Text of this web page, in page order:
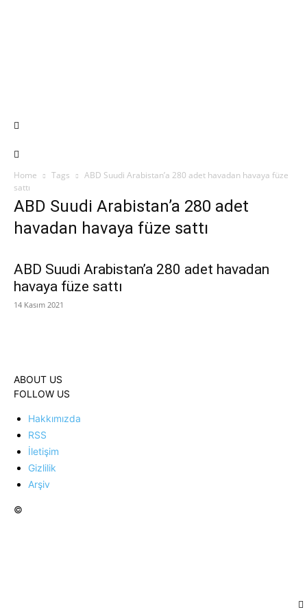
Home Tags
ABD Suudi Arabistan’a 280 adet havadan havaya füze
sattı
ABD Suudi Arabistan’a 280 adet
havadan havaya füze sattı
ABD Suudi Arabistan’a 280 adet havadan
havaya füze sattı
14 Kasım 2021
ABOUT US
FOLLOW US
Hakkımızda
RSS
İletişim
Gizlilik
Arşiv
©